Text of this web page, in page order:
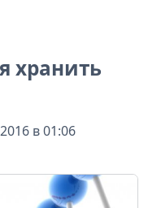
хранить
в 01:06